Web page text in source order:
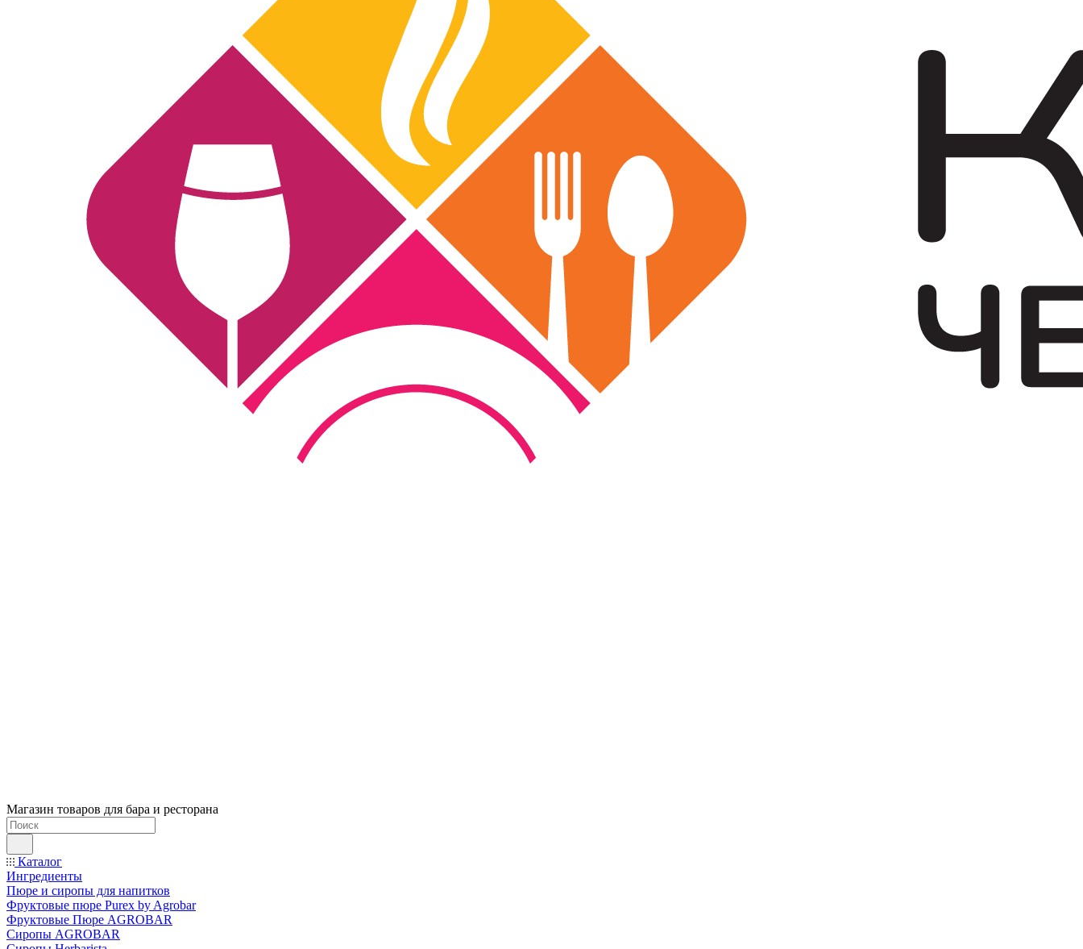
Магазин товаров для бара и ресторана
Каталог
Ингредиенты
Пюре и сиропы для напитков
Фруктовые пюре Purex by Agrobar
Фруктовые Пюре AGROBAR
Сиропы AGROBAR